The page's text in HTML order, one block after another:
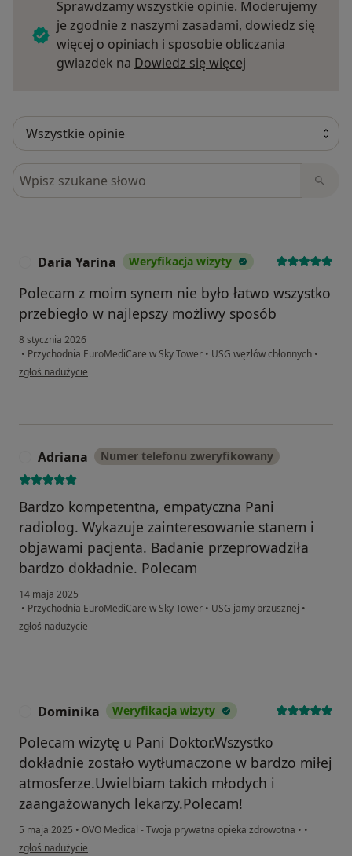
Sprawdzamy wszystkie opinie. Moderujemy
je zgodnie z naszymi zasadami, dowiedz się
więcej o opiniach i sposobie obliczania
gwiazdek na Dowiedz się więcej
Szukaj w opiniach
Daria Yarina Weryfikacja wizyty
Polecam z moim synem nie było łatwo wszystko
przebiegło w najlepszy możliwy sposób
8 stycznia 2026
• Przychodnia EuroMediCare w Sky Tower • USG węzłów chłonnych •
w opinii użytkownika Daria Yarina
zgłoś nadużycie
Adriana Numer telefonu zweryfikowany
Bardzo kompetentna, empatyczna Pani
radiolog. Wykazuje zainteresowanie stanem i
objawami pacjenta. Badanie przeprowadziła
bardzo dokładnie. Polecam
14 maja 2025
• Przychodnia EuroMediCare w Sky Tower • USG jamy brzusznej •
w opinii użytkownika Adriana
zgłoś nadużycie
Dominika Weryfikacja wizyty
Polecam wizytę u Pani Doktor.Wszystko
dokładnie zostało wytłumaczone w bardzo miłej
atmosferze.Uwielbiam takich młodych i
zaangażowanych lekarzy.Polecam!
5 maja 2025 • OVO Medical - Twoja prywatna opieka zdrowotna • •
w opinii użytkownika Dominika
zgłoś nadużycie